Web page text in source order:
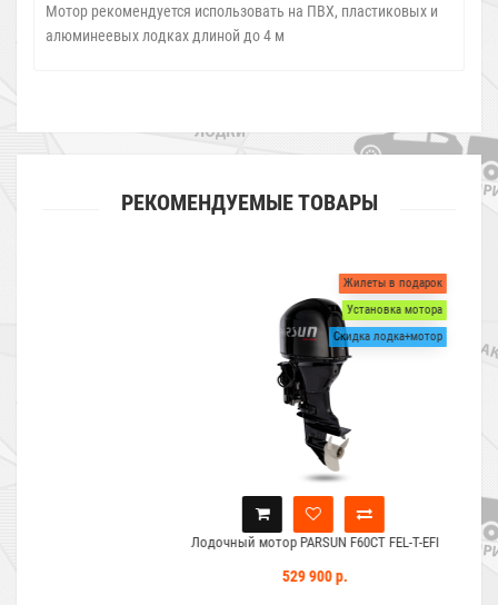
Мотор рекомендуется использовать на ПВХ, пластиковых и
алюминеевых лодках длиной до 4 м
РЕКОМЕНДУЕМЫЕ ТОВАРЫ
Жилеты в подарок
Установка мотора
Скидка лодка+мотор
Лодочный мотор PARSUN F60CT FEL-T-EFI
529 900 р.